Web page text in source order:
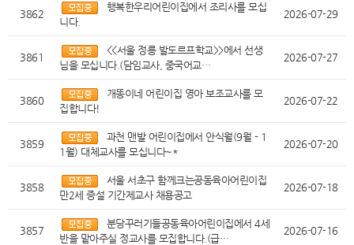
3862
행복한우리어린이집에서 조리사를 모십
니다.
2026-07-29
3861
<<서울 정릉 발도르프학교>>에서 선생
님을 모십니다.(담임교사, 중국어교…
2026-07-27
3860
개똥이네 어린이집 영아 보조교사를 모
집합니다!
2026-07-22
3859
과천 맨발 어린이집에서 안식월(9월 - 1
1월) 대체교사를 모십니다~*
2026-07-20
3858
서울 서초구 함께크는공동육아어린이집
만2세 증설 기간제교사 채용공고
2026-07-18
3857
분당꾸러기들공동육아어린이집에서 4세
반을 맡아주실 정교사를 모집합니다.(급…
2026-07-16